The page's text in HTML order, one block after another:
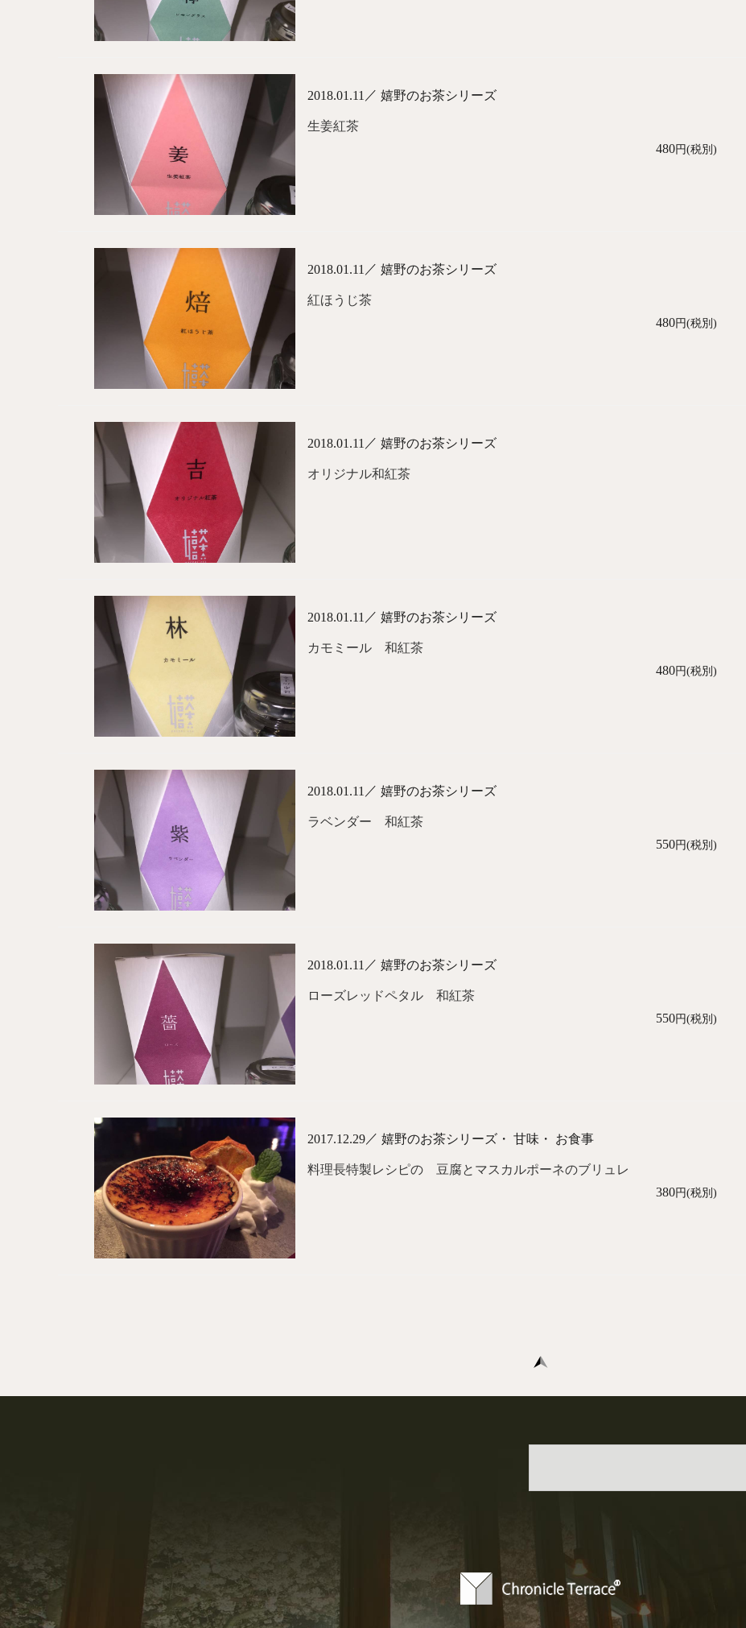
2018.01.11 ／ 嬉野のお茶シリーズ
生姜紅茶
480円(税別)
2018.01.11 ／ 嬉野のお茶シリーズ
紅ほうじ茶
480円(税別)
2018.01.11 ／ 嬉野のお茶シリーズ
オリジナル和紅茶
2018.01.11 ／ 嬉野のお茶シリーズ
カモミール 和紅茶
480円(税別)
2018.01.11 ／ 嬉野のお茶シリーズ
ラベンダー 和紅茶
550円(税別)
2018.01.11 ／ 嬉野のお茶シリーズ
ローズレッドペタル 和紅茶
550円(税別)
2017.12.29 ／ 嬉野のお茶シリーズ・ 甘味・ お食事
料理長特製レシピの 豆腐とマスカルポーネのブリュレ
380円(税別)